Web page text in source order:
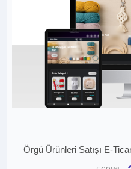
Örgü Ürünleri Satışı E-